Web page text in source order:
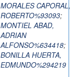
MORALES CAPORAL,
ROBERTO%93093;
MONTIEL ABAD,
ADRIAN
ALFONSO%634418;
BONILLA HUERTA,
EDMUNDO%294219